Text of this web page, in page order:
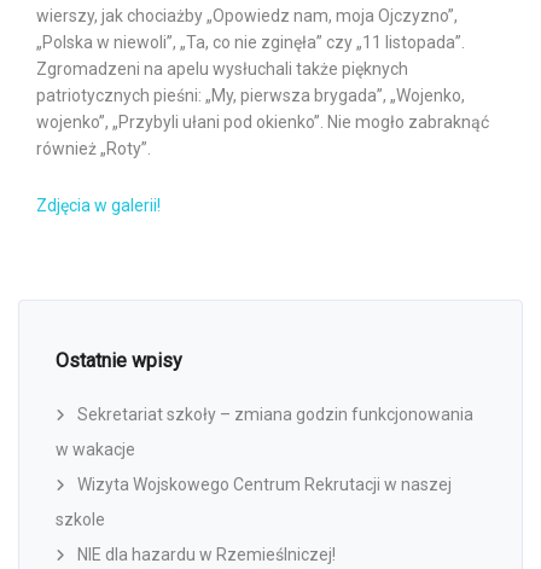
wierszy, jak chociażby „Opowiedz nam, moja Ojczyzno”,
„Polska w niewoli”, „Ta, co nie zginęła” czy „11 listopada”.
Zgromadzeni na apelu wysłuchali także pięknych
patriotycznych pieśni: „My, pierwsza brygada”, „Wojenko,
wojenko”, „Przybyli ułani pod okienko”. Nie mogło zabraknąć
również „Roty”.
Zdjęcia w galerii!
Ostatnie wpisy
Sekretariat szkoły – zmiana godzin funkcjonowania
w wakacje
Wizyta Wojskowego Centrum Rekrutacji w naszej
szkole
NIE dla hazardu w Rzemieślniczej!